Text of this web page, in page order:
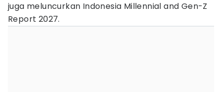
juga meluncurkan Indonesia Millennial and Gen-Z
Report 2027.